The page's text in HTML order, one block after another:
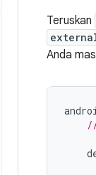
Teruskan
Anda